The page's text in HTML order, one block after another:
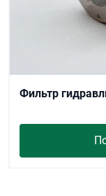
Фильтр